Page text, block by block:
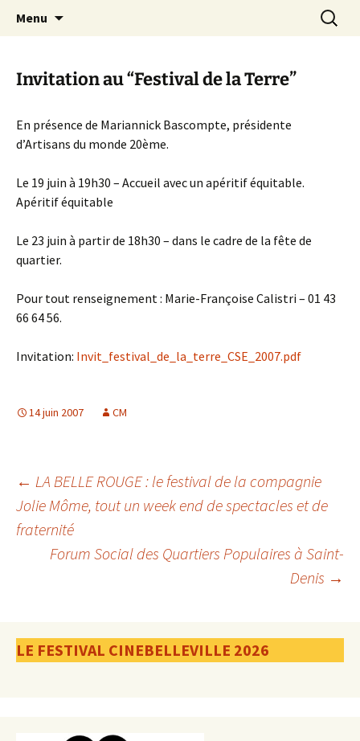
Canal Marches
Menu
Invitation au “Festival de la Terre”
En présence de Mariannick Bascompte, présidente
d’Artisans du monde 20ème.
Le 19 juin à 19h30 – Accueil avec un apéritif équitable.
Apéritif équitable
Le 23 juin à partir de 18h30 – dans le cadre de la fête de
quartier.
Pour tout renseignement : Marie-Françoise Calistri – 01 43
66 64 56.
Invitation: Invit_festival_de_la_terre_CSE_2007.pdf
14 juin 2007 CM
Navigation
des
← LA BELLE ROUGE : le festival de la compagnie
Jolie Môme, tout un week end de spectacles et de
fraternité
Forum Social des Quartiers Populaires à Saint-
Denis →
LE FESTIVAL CINEBELLEVILLE 2026